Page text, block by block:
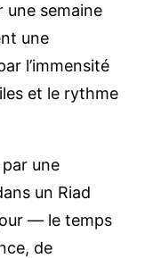
une semaine
une
l’immensité
et le rythme
une
un Riad
— le temps
de